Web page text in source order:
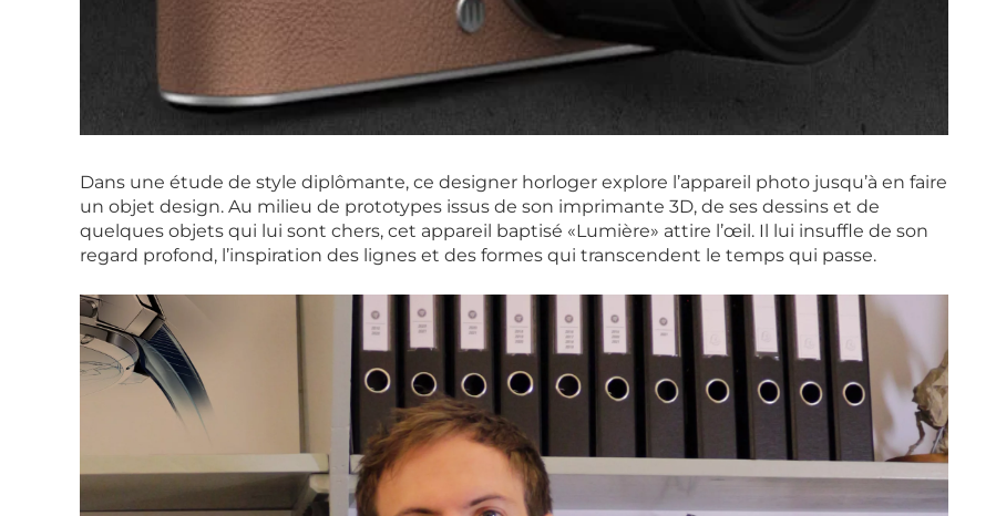
Dans une étude de style diplômante, ce designer horloger explore l’appareil photo jusqu’à en faire
un objet design. Au milieu de prototypes issus de son imprimante 3D, de ses dessins et de
quelques objets qui lui sont chers, cet appareil baptisé «Lumière» attire l’œil. Il lui insuffle de son
regard profond, l’inspiration des lignes et des formes qui transcendent le temps qui passe.